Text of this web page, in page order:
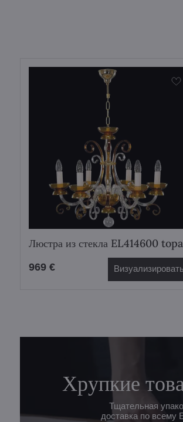
Люстра из стекла EL414600
969 € Визуализировать
Хрупкие
Тщательная
доставка по всему